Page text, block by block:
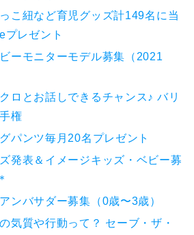
こ紐など育児グッズ計149名に当
プレゼント
ーモニターモデル募集（2021
ロとお話しできるチャンス♪ バリ
権
パンツ毎月20名プレゼント
発表＆イメージキッズ・ベビー募
ンバサダー募集（0歳〜3歳）
気質や行動って？ セーブ・ザ・